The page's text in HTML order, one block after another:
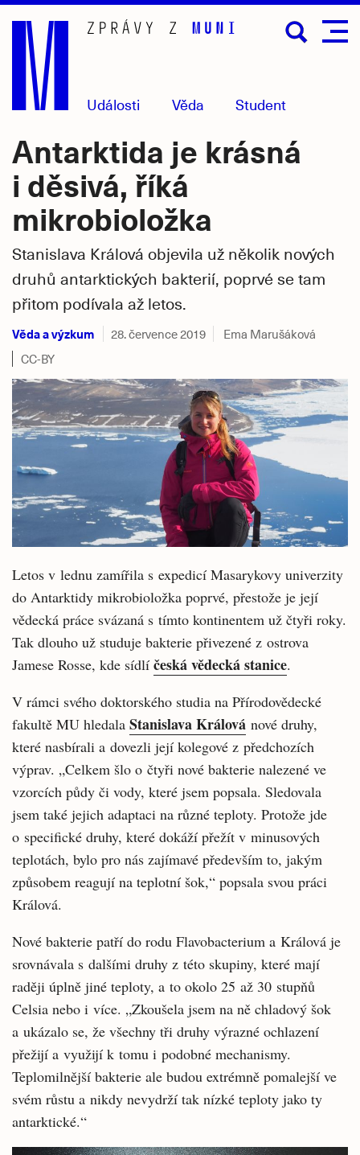
Přejít
hlavní
obsah
Události Věda Student
Antarktida je krásná
i děsivá, říká
mikrobioložka
Stanislava Králová objevila už několik nových
druhů antarktických bakterií, poprvé se tam
přitom podívala až letos.
Věda a výzkum 28. července 2019
Ema Marušáková
CC-BY
Letos v lednu zamířila s expedicí Masarykovy univerzity
do Antarktidy mikrobioložka poprvé, přestože je její
vědecká práce svázaná s tímto kontinentem už čtyři roky.
Tak dlouho už studuje bakterie přivezené z ostrova
Jamese Rosse, kde sídlí česká vědecká stanice.
V rámci svého doktorského studia na Přírodovědecké
fakultě MU hledala Stanislava Králová nové druhy,
které nasbírali a dovezli její kolegové z předchozích
výprav. „Celkem šlo o čtyři nové bakterie nalezené ve
vzorcích půdy či vody, které jsem popsala. Sledovala
jsem také jejich adaptaci na různé teploty. Protože jde
o specifické druhy, které dokáží přežít v minusových
teplotách, bylo pro nás zajímavé především to, jakým
způsobem reagují na teplotní šok,“ popsala svou práci
Králová.
Nové bakterie patří do rodu Flavobacterium a Králová je
srovnávala s dalšími druhy z této skupiny, které mají
raději úplně jiné teploty, a to okolo 25 až 30 stupňů
Celsia nebo i více. „Zkoušela jsem na ně chladový šok
a ukázalo se, že všechny tři druhy výrazné ochlazení
přežijí a využijí k tomu i podobné mechanismy.
Teplomilnější bakterie ale budou extrémně pomalejší ve
svém růstu a nikdy nevydrží tak nízké teploty jako ty
antarktické.“